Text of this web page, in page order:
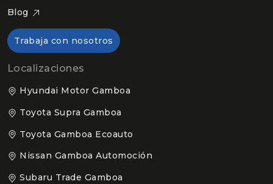
Blog
Trabaja con nosotros
Localizaciones
Hyundai Motor Gamboa
Toyota Supra Gamboa
Toyota Gamboa Ecoauto
Nissan Gamboa Automoción
Subaru Trade Gamboa